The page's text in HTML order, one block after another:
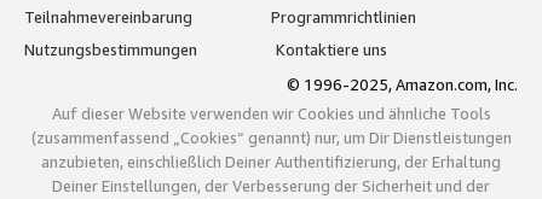
Teilnahmevereinbarung
Programmrichtlinien
Nutzungsbestimmungen
Kontaktiere uns
© 1996-2025, Amazon.com, Inc.
Auf dieser Website verwenden wir Cookies und ähnliche Tools
(zusammenfassend „Cookies“ genannt) nur, um Dir Dienstleistungen
anzubieten, einschließlich Deiner Authentifizierung, der Erhaltung
Deiner Einstellungen, der Verbesserung der Sicherheit und der